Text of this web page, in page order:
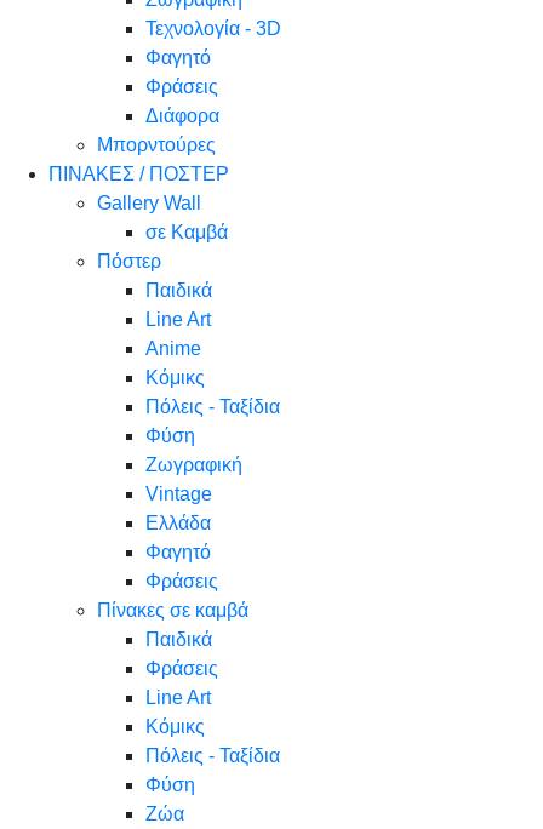
Τεχνολογία - 3D
Φαγητό
Φράσεις
Διάφορα
Μπορντούρες
ΠΙΝΑΚΕΣ / ΠΟΣΤΕΡ
Gallery Wall
σε Καμβά
Πόστερ
Παιδικά
Line Art
Anime
Κόμικς
Πόλεις - Ταξίδια
Φύση
Ζωγραφική
Vintage
Ελλάδα
Φαγητό
Φράσεις
Πίνακες σε καμβά
Παιδικά
Φράσεις
Line Art
Κόμικς
Πόλεις - Ταξίδια
Φύση
Ζώα